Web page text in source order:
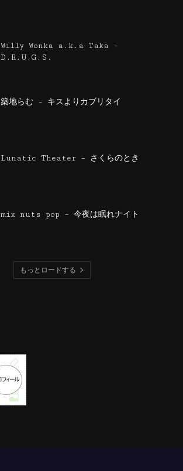
Willy Wonka a.k.a Taka –
D.R.U.G.S.
築地らむ – キスよりカブリタイ
Lunatic Theater – さくらのとき
mix nuts pop – 今夜は眠れナイト
もっとロードする